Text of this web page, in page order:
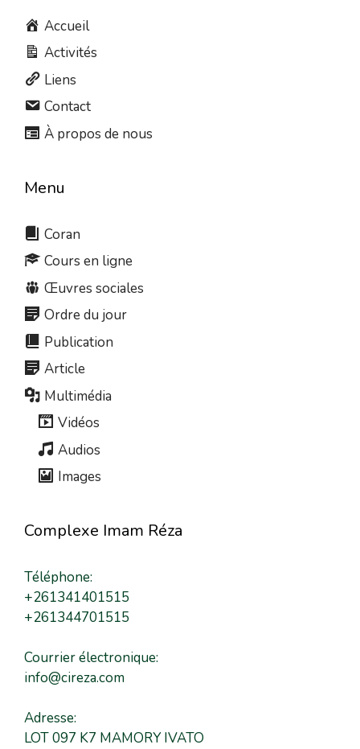
Accueil
Activités
Liens
Contact
À propos de nous
Menu
Coran
Cours en ligne
Œuvres sociales
Ordre du jour
Publication
Article
Multimédia
Vidéos
Audios
Images
Complexe Imam Réza
Téléphone:
+261341401515
+261344701515
Courrier électronique:
info@cireza.com
Adresse:
LOT 097 K7 MAMORY IVATO